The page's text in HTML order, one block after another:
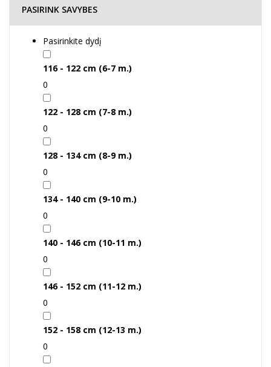
PASIRINK SAVYBES
Pasirinkite dydį
116 - 122 cm (6-7 m.)
0
122 - 128 cm (7-8 m.)
0
128 - 134 cm (8-9 m.)
0
134 - 140 cm (9-10 m.)
0
140 - 146 cm (10-11 m.)
0
146 - 152 cm (11-12 m.)
0
152 - 158 cm (12-13 m.)
0